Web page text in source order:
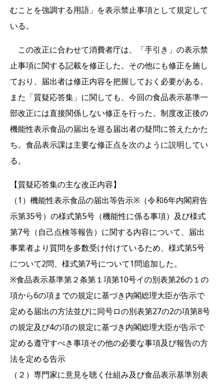
むことを強調する用語」を表示禁止事項として規定して
いる。
この改正に合わせて消費者庁は、「手引き」の表示禁
止事項に関する記載を修正した。その他にも修正を施し
ており、届出者は修正内容を把握しておく必要がある。
また「質疑応答集」に関しても、今回の食品表示基準一
部改正には直接関係しない修正を行った。制度改正後の
機能性表示食品の届出を巡る届出者の疑問に答えたかた
ち。食品表示課は主要な修正点を次のように説明してい
る。
【質疑応答集の主な改正内容】
（1）機能性表示食品の届出等告示※（令和6年内閣府告
示第35号）の様式第5号（機能性に係る事項）及び様式
第7号（自己点検等報告）に関する内容について、届出
事業者より質問を多数受け付けているため、様式第5号
について2問、様式第7号について1問追加した。
※食品表示基準第２条第１項第10号イの別表第26の１の
項から6の項までの規定に基づき内閣総理大臣が告示で
定める届出の方法並びに同号ロの別表第27の2の項第8号
の規定及び4の項の規定に基づき内閣総理大臣が告示で
定める遵守すべき事項その他の必要な事項及び報告の方
法を定める告示
（２）専門家に意見を聴く仕組み及び食品表示基準別表